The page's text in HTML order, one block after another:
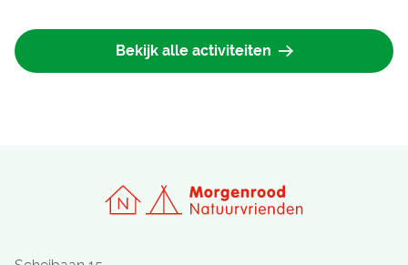
Bekijk alle activiteiten